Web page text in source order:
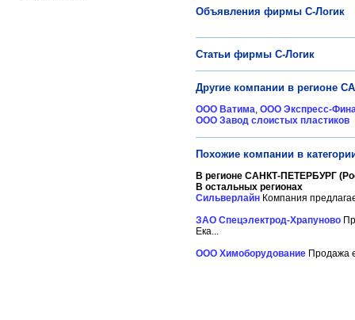
Объявления фирмы С-Логик
Статьи фирмы С-Логик
Другие компании в регионе
ООО Ватима, ООО Экспресс-
ООО Завод слоистых пластиков
Похожие компании в
В регионе САНКТ-ПЕТЕРБУРГ
В остальных регионах
Сильверлайн Компания
ЗАО Спецэлектрод-Храпуново
Ека...
ООО Химоборудование Продажа